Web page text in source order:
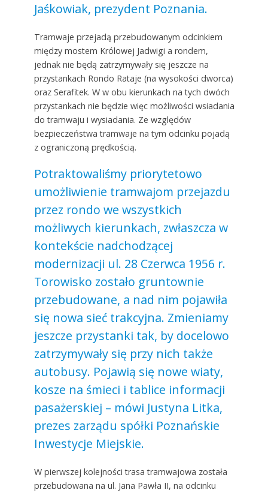
Jaśkowiak, prezydent Poznania.
Tramwaje przejadą przebudowanym odcinkiem
między mostem Królowej Jadwigi a rondem,
jednak nie będą zatrzymywały się jeszcze na
przystankach Rondo Rataje (na wysokości dworca)
oraz Serafitek. W w obu kierunkach na tych dwóch
przystankach nie będzie więc możliwości wsiadania
do tramwaju i wysiadania. Ze względów
bezpieczeństwa tramwaje na tym odcinku pojadą
z ograniczoną prędkością.
Potraktowaliśmy priorytetowo
umożliwienie tramwajom przejazdu
przez rondo we wszystkich
możliwych kierunkach, zwłaszcza w
kontekście nadchodzącej
modernizacji ul. 28 Czerwca 1956 r.
Torowisko zostało gruntownie
przebudowane, a nad nim pojawiła
się nowa sieć trakcyjna. Zmieniamy
jeszcze przystanki tak, by docelowo
zatrzymywały się przy nich także
autobusy. Pojawią się nowe wiaty,
kosze na śmieci i tablice informacji
pasażerskiej – mówi Justyna Litka,
prezes zarządu spółki Poznańskie
Inwestycje Miejskie.
W pierwszej kolejności trasa tramwajowa została
przebudowana na ul. Jana Pawła II, na odcinku